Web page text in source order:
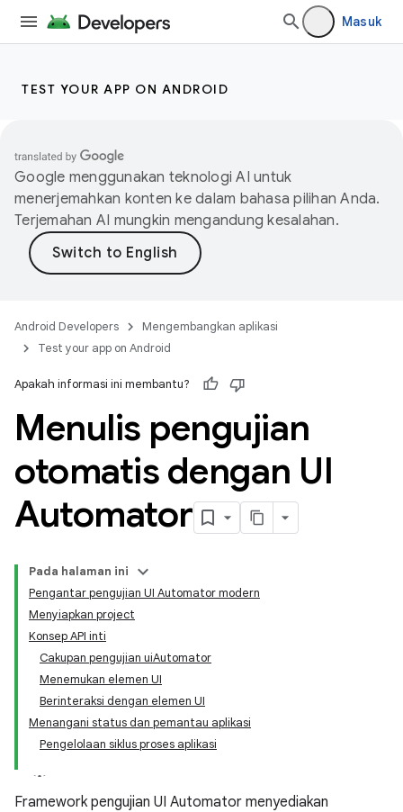
Masuk
TEST YOUR APP ON ANDROID
Google menggunakan teknologi AI untuk
menerjemahkan konten ke dalam bahasa pilihan Anda.
Terjemahan AI mungkin mengandung kesalahan.
Android Developers
Mengembangkan aplikasi
Test your app on Android
Apakah informasi ini membantu?
Menulis pengujian
otomatis dengan UI
Automator
Pada halaman ini
Pengantar pengujian UI Automator modern
Menyiapkan project
Konsep API inti
Cakupan pengujian uiAutomator
Menemukan elemen UI
Berinteraksi dengan elemen UI
Menangani status dan pemantau aplikasi
Pengelolaan siklus proses aplikasi
Framework pengujian UI Automator menyediakan